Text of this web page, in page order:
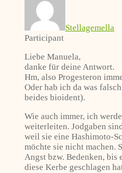
Stellagemella
Participant
Liebe Manuela,
danke für deine Antwort.
Hm, also Progesteron
Oder hab ich da was
beides bioident).
Wie auch immer, ich
weiterleiten. Jodgaben
weil sie eine Hashimoto-
möchte sie nicht machen.
Angst bzw. Bedenken, bis
diese Kerbe geschlagen